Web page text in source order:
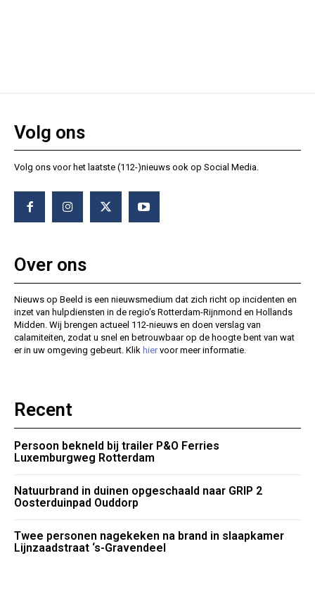
Volg ons
Volg ons voor het laatste (112-)nieuws ook op Social Media.
Over ons
Nieuws op Beeld is een nieuwsmedium dat zich richt op incidenten en
inzet van hulpdiensten in de regio’s Rotterdam-Rijnmond en Hollands
Midden. Wij brengen actueel 112-nieuws en doen verslag van
calamiteiten, zodat u snel en betrouwbaar op de hoogte bent van wat
er in uw omgeving gebeurt. Klik hiervoor meer informatie.
Recent
Persoon bekneld bij trailer P&O Ferries
Luxemburgweg Rotterdam
Natuurbrand in duinen opgeschaald naar GRIP 2
Oosterduinpad Ouddorp
Twee personen nagekeken na brand in slaapkamer
Lijnzaadstraat ‘s-Gravendeel